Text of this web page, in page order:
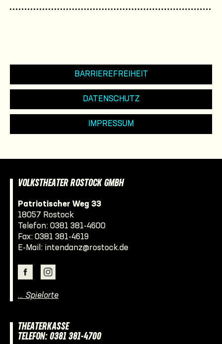
BARRIEREFREIHEIT
DATENSCHUTZ
IMPRESSUM
VOLKSTHEATER ROSTOCK GMBH
Patriotischer Weg 33
18057 Rostock
Telefon: 0381 381-4600
Fax: 0381 381-4619
E-Mail: intendanz@rostock.de
… Spielorte
THEATERKASSE
TELEFON: 0381 381-4700